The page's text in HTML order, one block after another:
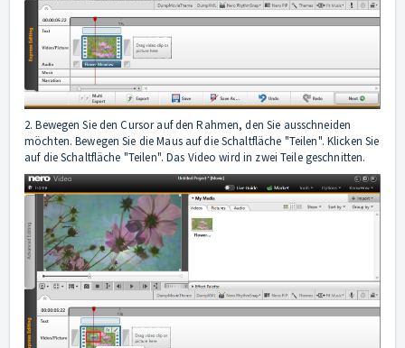
2. Bewegen Sie den Cursor auf den Rahmen, den Sie ausschneiden
möchten. Bewegen Sie die Maus auf die Schaltfläche "Teilen". Klicken Sie
auf die Schaltfläche "Teilen". Das Video wird in zwei Teile geschnitten.